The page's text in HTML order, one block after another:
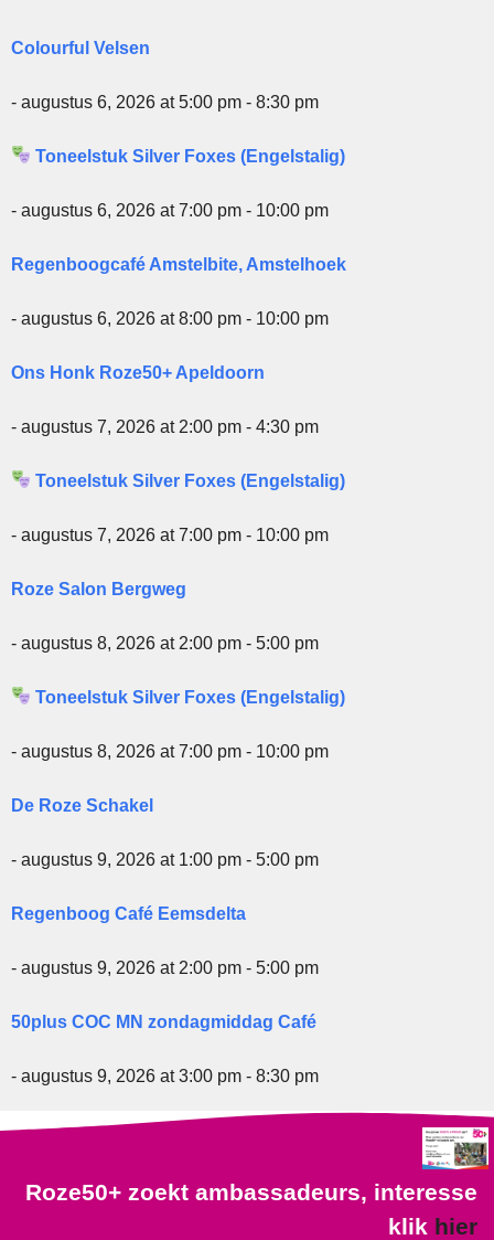
Colourful Velsen
- augustus 6, 2026 at 5:00 pm - 8:30 pm
Toneelstuk Silver Foxes (Engelstalig)
- augustus 6, 2026 at 7:00 pm - 10:00 pm
Regenboogcafé Amstelbite, Amstelhoek
- augustus 6, 2026 at 8:00 pm - 10:00 pm
Ons Honk Roze50+ Apeldoorn
- augustus 7, 2026 at 2:00 pm - 4:30 pm
Toneelstuk Silver Foxes (Engelstalig)
- augustus 7, 2026 at 7:00 pm - 10:00 pm
Roze Salon Bergweg
- augustus 8, 2026 at 2:00 pm - 5:00 pm
Toneelstuk Silver Foxes (Engelstalig)
- augustus 8, 2026 at 7:00 pm - 10:00 pm
De Roze Schakel
- augustus 9, 2026 at 1:00 pm - 5:00 pm
Regenboog Café Eemsdelta
- augustus 9, 2026 at 2:00 pm - 5:00 pm
50plus COC MN zondagmiddag Café
- augustus 9, 2026 at 3:00 pm - 8:30 pm
Roze50+ zoekt ambassadeurs, interesse
klik hier